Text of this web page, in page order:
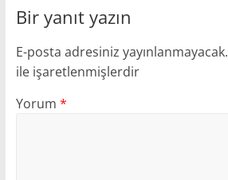
Bir yanıt yazın
E-posta adresiniz yayınlanmayacak.
ile işaretlenmişlerdir
Yorum *